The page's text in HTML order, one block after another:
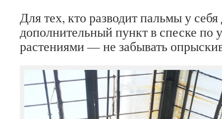
Для тех, кто разводит пальмы у
дополнительный пункт в спеске по
растениями — не забывать